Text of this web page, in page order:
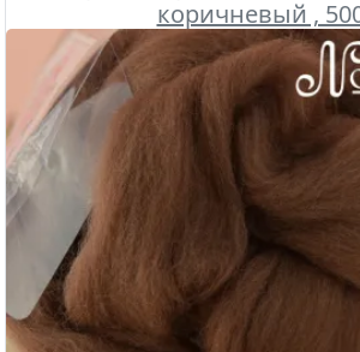
коричневый ,